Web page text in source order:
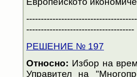
-------------------------------------
РЕШЕНИЕ № 197
Относно: Избор на
Управител на